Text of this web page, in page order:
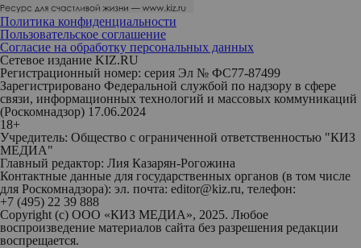
Политика конфиденциальности
Пользовательское соглашение
Согласие на обработку персональных данных
Сетевое издание KIZ.RU
Регистрационный номер: серия Эл № ФС77-87499
Зарегистрировано Федеральной службой по надзору в сфере
связи, информационных технологий и массовых коммуникаций
(Роскомнадзор) 17.06.2024
18+
Учредитель: Общество с ограниченной ответственностью "КИЗ
МЕДИА"
Главный редактор: Лия Казарян-Рогожина
Контактные данные для государственных органов (в том числе
для Роскомнадзора): эл. почта: editor@kiz.ru, телефон:
+7 (495) 22 39 888
Copyright (с) ООО «КИЗ МЕДИА», 2025. Любое
воспроизведение материалов сайта без разрешения редакции
воспрещается.